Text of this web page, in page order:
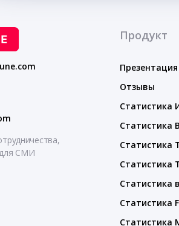
СМИ
Продукт
Презентация
Отзывы
Статистика
Статистика
Статистика
Статистика
Статистика
Статистика
Статистика